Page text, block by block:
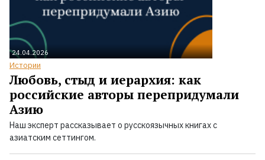
24.04.2026
Истории
Любовь, стыд и иерархия: как
российские авторы перепридумали
Азию
Наш эксперт рассказывает о русскоязычных книгах с
азиатским сеттингом.